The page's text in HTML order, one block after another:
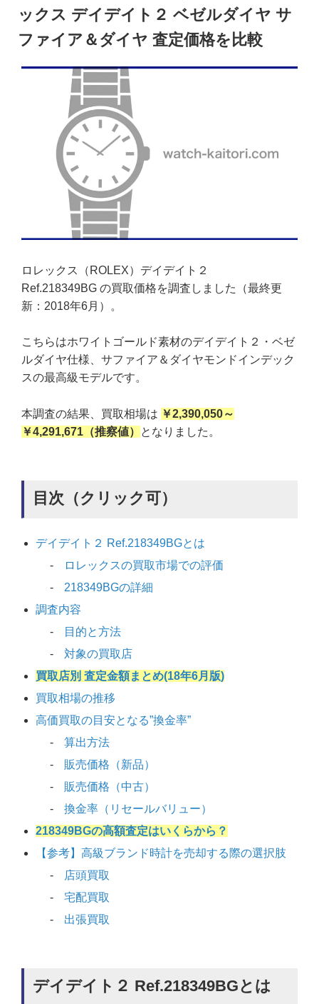
ックス デイデイト２ ベゼルダイヤ サ
ファイア＆ダイヤ 査定価格を比較
ロレックス（ROLEX）デイデイト２
Ref.218349BG の買取価格を調査しました（最終更
新：2018年6月）。
こちらはホワイトゴールド素材のデイデイト２・ベゼ
ルダイヤ仕様、サファイア＆ダイヤモンドインデック
スの最高級モデルです。
本調査の結果、買取相場は ￥2,390,050～
￥4,291,671 （推察値） となりました。
目次（クリック可）
デイデイト２ Ref.218349BGとは
ロレックスの買取市場での評価
218349BGの詳細
調査内容
目的と方法
対象の買取店
買取店別 査定金額まとめ(18年6月版)
買取相場の推移
高価買取の目安となる”換金率”
算出方法
販売価格（新品）
販売価格（中古）
換金率（リセールバリュー）
218349BGの高額査定はいくらから？
【参考】高級ブランド時計を売却する際の選択肢
店頭買取
宅配買取
出張買取
デイデイト２ Ref.218349BGとは